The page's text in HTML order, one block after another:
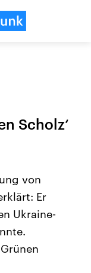
Beiträge,
und
die Vereinigten
mächtigsten Ländern
Scholz‘
von
Er
Ukraine-